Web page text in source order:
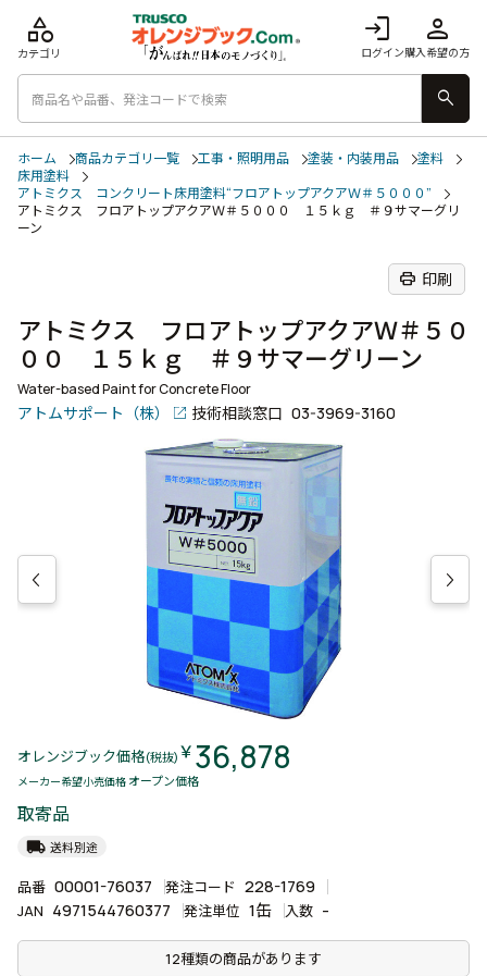
login
ログイン
person
購入希望の方
category
カテゴリ
search
ホーム 商品カテゴリ一覧 工事・照明用品 塗装・内装用品
塗料
床用塗料
アトミクス コンクリート床用塗料“フロアトップアクアＷ＃５０００”
アトミクス フロアトップアクアＷ＃５０００ １５ｋｇ ＃９サマーグリ
ーン
print 印刷
アトミクス フロアトップアクアＷ＃５０
００ １５ｋｇ ＃９サマーグリーン
Water-based Paint for Concrete Floor
アトムサポート（株） 技術相談窓口 03-3969-3160
オレンジブック価格(税抜) ￥36,878
メーカー希望小売価格 オープン価格
取寄品
local_shipping 送料別途
品番 00001-76037 発注コード 228-1769
JAN 4971544760377 発注単位 1缶 入数 -
12種類の商品があります